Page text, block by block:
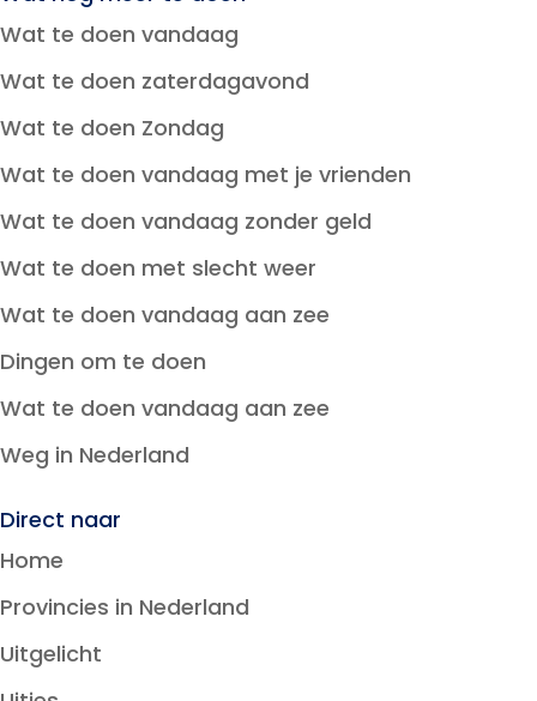
Wat te doen vandaag
Wat te doen zaterdagavond
Wat te doen Zondag
Wat te doen vandaag met je vrienden
Wat te doen vandaag zonder geld
Wat te doen met slecht weer
Wat te doen vandaag aan zee
Dingen om te doen
Wat te doen vandaag aan zee
Weg in Nederland
Direct naar
Home
Provincies in Nederland
Uitgelicht